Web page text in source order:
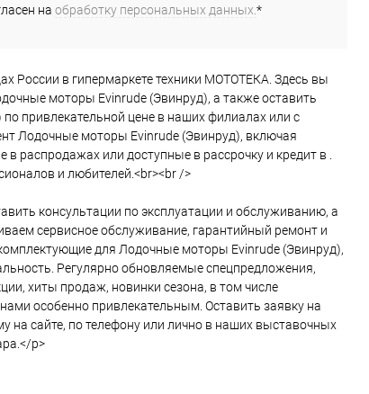
на обработку персональных данных. *
России в гипермаркете техники МОТОТЕКА. Здесь вы
моторы Evinrude (Эвинруд), а также оставить
привлекательной цене в наших филиалах или с
Лодочные моторы Evinrude (Эвинруд), включая
распродажах или доступные в рассрочку и кредит в .
и любителей.<br><br />
консультации по эксплуатации и обслуживанию, а
сервисное обслуживание, гарантийный ремонт и
для Лодочные моторы Evinrude (Эвинруд),
Регулярно обновляемые спецпредложения,
хиты продаж, новинки сезона, в том числе
особенно привлекательным. Оставить заявку на
сайте, по телефону или лично в наших выставочных
p>